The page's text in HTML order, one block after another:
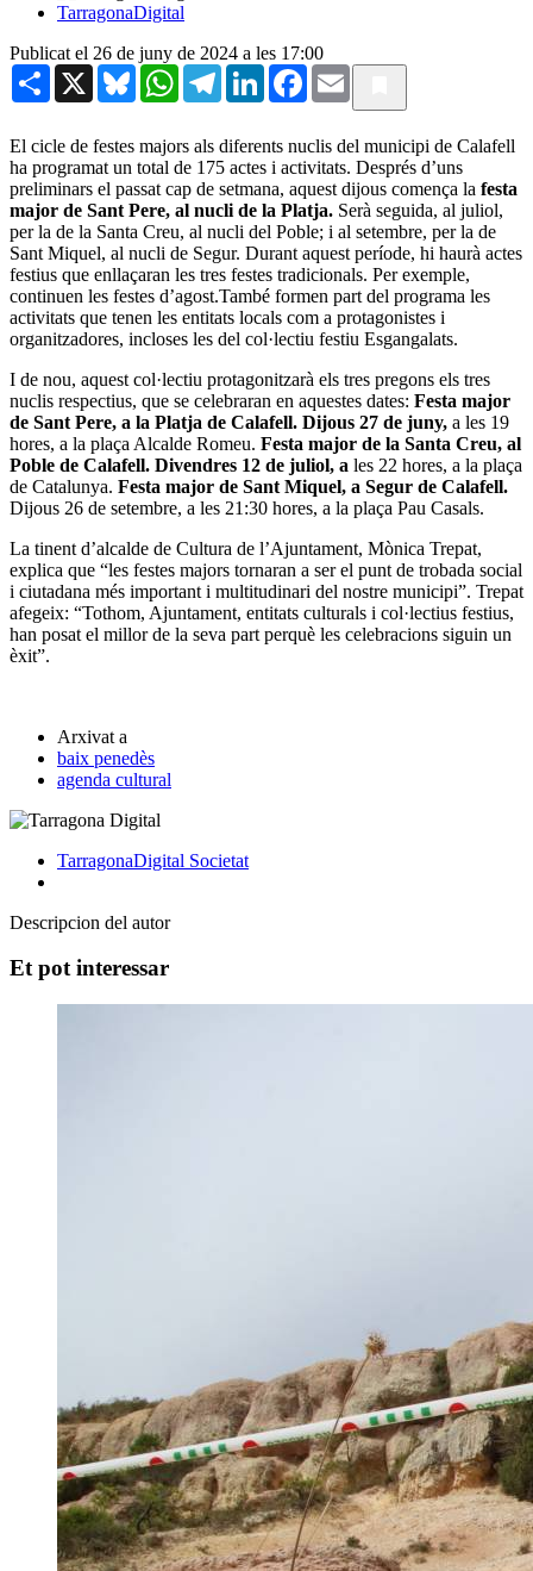
TarragonaDigital
Publicat el 26 de juny de 2024 a les 17:00
Share X BlueskyWhatsAppTelegramLinkedInFacebook
Email
El cicle de festes majors als diferents nuclis del municipi de Calafell
ha programat un total de 175 actes i activitats. Després d’uns
preliminars el passat cap de setmana, aquest dijous comença la festa
major de Sant Pere, al nucli de la Platja. Serà seguida, al juliol,
per la de la Santa Creu, al nucli del Poble; i al setembre, per la de
Sant Miquel, al nucli de Segur. Durant aquest període, hi haurà actes
festius que enllaçaran les tres festes tradicionals. Per exemple,
continuen les festes d’agost.També formen part del programa les
activitats que tenen les entitats locals com a protagonistes i
organitzadores, incloses les del col·lectiu festiu Esgangalats.
I de nou, aquest col·lectiu protagonitzarà els tres pregons els tres
nuclis respectius, que se celebraran en aquestes dates: Festa major
de Sant Pere, a la Platja de Calafell. Dijous 27 de juny, a les 19
hores, a la plaça Alcalde Romeu. Festa major de la Santa Creu, al
Poble de Calafell. Divendres 12 de juliol, a les 22 hores, a la plaça
de Catalunya. Festa major de Sant Miquel, a Segur de Calafell.
Dijous 26 de setembre, a les 21:30 hores, a la plaça Pau Casals.
La tinent d’alcalde de Cultura de l’Ajuntament, Mònica Trepat,
explica que “les festes majors tornaran a ser el punt de trobada social
i ciutadana més important i multitudinari del nostre municipi”. Trepat
afegeix: “Tothom, Ajuntament, entitats culturals i col·lectius festius,
han posat el millor de la seva part perquè les celebracions siguin un
èxit”.
Arxivat a
baix penedès
agenda cultural
TarragonaDigital Societat
Descripcion del autor
Et pot interessar